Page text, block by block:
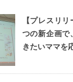
【プレスリ
つの新企画で
きたいママを